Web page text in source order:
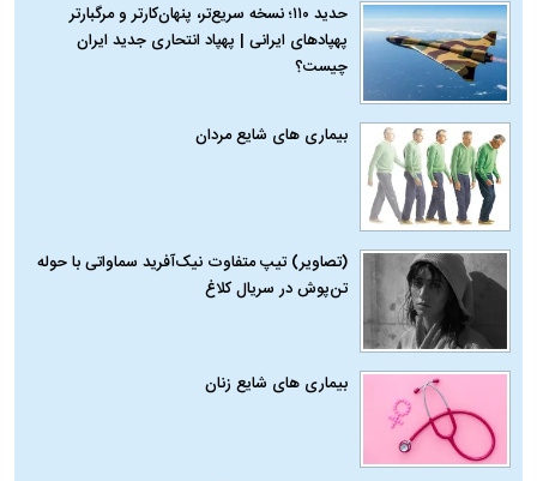
حدید ۱۱۰؛ نسخه سریع‌تر، پنهان‌کارتر و مرگبارتر
پهپادهای ایرانی | پهپاد انتحاری جدید ایران
چیست؟
بیماری‌ های شایع مردان
(تصاویر) تیپ متفاوت نیک‌آفرید سماواتی با حوله
تن‌پوش در سریال کلاغ
بیماری‌ های شایع زنان